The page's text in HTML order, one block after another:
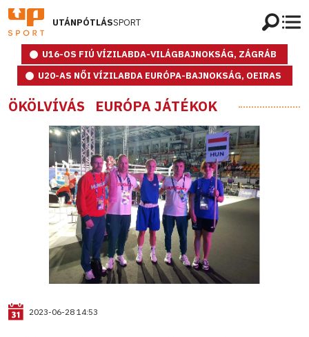
UTÁNPÓTLÁSSPORT
U16-OS FIÚ VÍZILABDA-VILÁGBAJNOKSÁG, ZÁGRÁB
U20-AS NŐI VÍZILABDA EURÓPA-BAJNOKSÁG, OEIRAS
ÖKÖLVÍVÁS EURÓPA JÁTÉKOK
2023-06-28 14:53